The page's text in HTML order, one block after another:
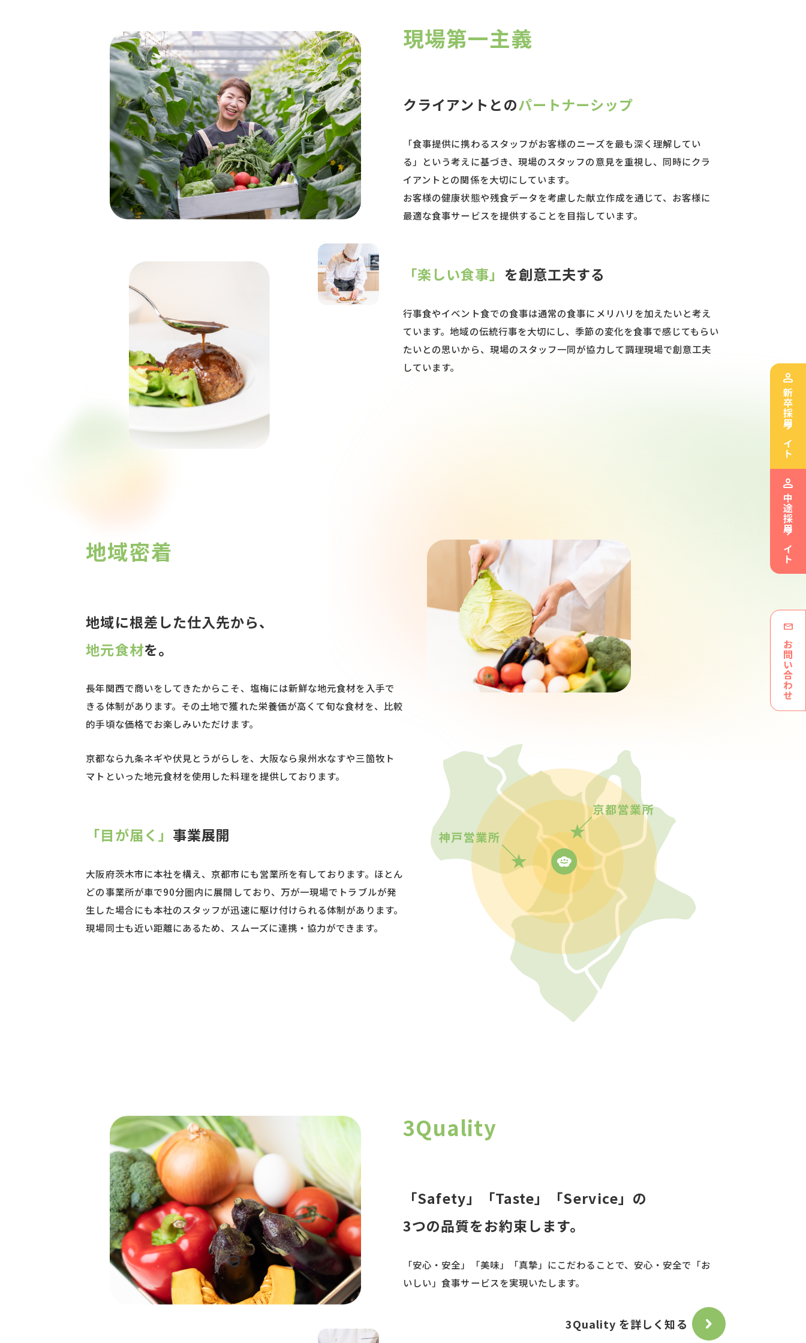
現場第一主義
クライアントとのパートナーシップ
「食事提供に携わるスタッフがお客様のニーズを最も深く理解してい
る」という考えに基づき、現場のスタッフの意見を重視し、同時にクラ
イアントとの関係を大切にしています。
お客様の健康状態や残食データを考慮した献立作成を通じて、お客様に
最適な食事サービスを提供することを目指しています。
「楽しい食事」 を創意工夫する
行事食やイベント食での食事は通常の食事にメリハリを加えたいと考え
ています。地域の伝統行事を大切にし、季節の変化を食事で感じてもらい
たいとの思いから、現場のスタッフ一同が協力して調理現場で創意工夫
しています。
地域密着
地域に根差した仕入先から、
地元食材を。
長年関西で商いをしてきたからこそ、塩梅には新鮮な地元食材を入手で
きる体制があります。その土地で獲れた栄養価が高くて旬な食材を、比較
的手頃な価格でお楽しみいただけます。
京都なら九条ネギや伏見とうがらしを、大阪なら泉州水なすや三箇牧ト
マトといった地元食材を使用した料理を提供しております。
「目が届く」 事業展開
大阪府茨木市に本社を構え、京都市にも営業所を有しております。ほとん
どの事業所が車で90分圏内に展開しており、万が一現場でトラブルが発
生した場合にも本社のスタッフが迅速に駆け付けられる体制があります。
現場同士も近い距離にあるため、スムーズに連携・協力ができます。
3Quality
「Safety」「Taste」「Service」の
3つの品質をお約束します。
「安心・安全」「美味」「真摯」にこだわることで、安心・安全で「お
いしい」食事サービスを実現いたします。
3Quality を詳しく知る
新卒採用サイト
中途採用サイト
お問い合わせ